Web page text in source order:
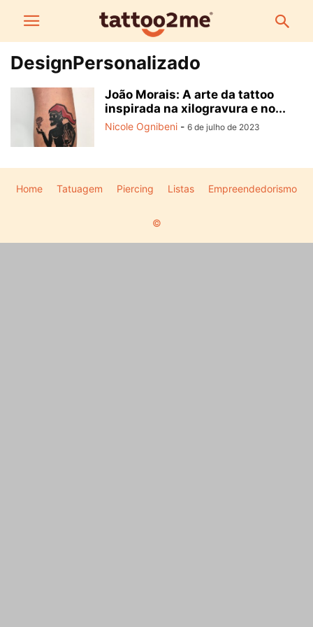
DesignPersonalizado
João Morais: A arte da tattoo
inspirada na xilogravura e no...
Nicole Ognibeni - 6 de julho de 2023
Home Tatuagem Piercing Listas Empreendedorismo
©